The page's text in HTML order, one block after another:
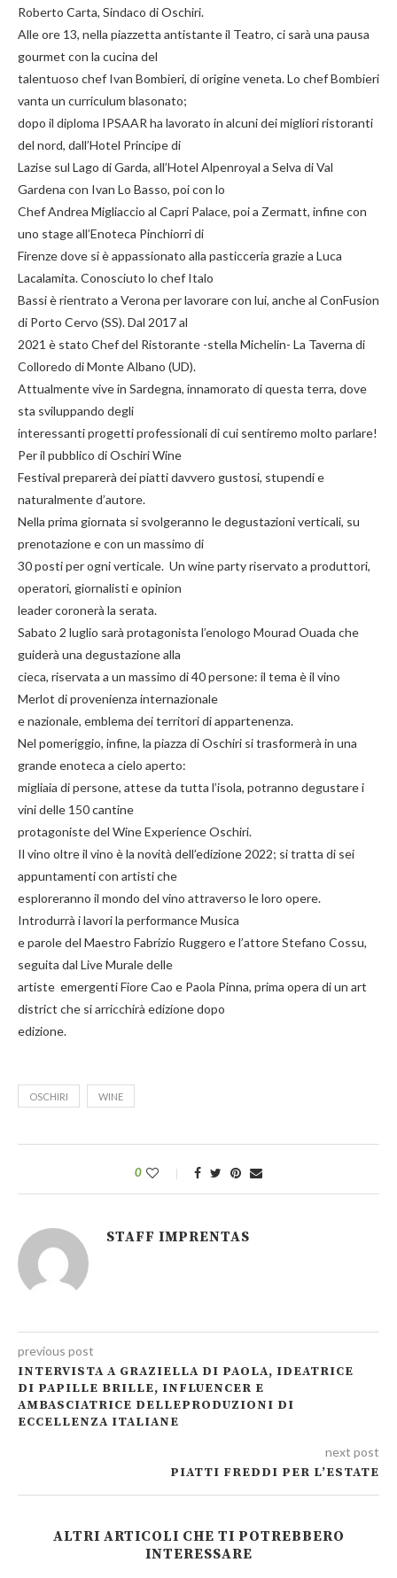
Roberto Carta, Sindaco di Oschiri.
Alle ore 13, nella piazzetta antistante il Teatro, ci sarà una pausa
gourmet con la cucina del
talentuoso chef Ivan Bombieri, di origine veneta. Lo chef Bombieri
vanta un curriculum blasonato;
dopo il diploma IPSAAR ha lavorato in alcuni dei migliori ristoranti
del nord, dall’Hotel Principe di
Lazise sul Lago di Garda, all’Hotel Alpenroyal a Selva di Val
Gardena con Ivan Lo Basso, poi con lo
Chef Andrea Migliaccio al Capri Palace, poi a Zermatt, infine con
uno stage all’Enoteca Pinchiorri di
Firenze dove si è appassionato alla pasticceria grazie a Luca
Lacalamita. Conosciuto lo chef Italo
Bassi è rientrato a Verona per lavorare con lui, anche al ConFusion
di Porto Cervo (SS). Dal 2017 al
2021 è stato Chef del Ristorante -stella Michelin- La Taverna di
Colloredo di Monte Albano (UD).
Attualmente vive in Sardegna, innamorato di questa terra, dove
sta sviluppando degli
interessanti progetti professionali di cui sentiremo molto parlare!
Per il pubblico di Oschiri Wine
Festival preparerà dei piatti davvero gustosi, stupendi e
naturalmente d’autore.
Nella prima giornata si svolgeranno le degustazioni verticali, su
prenotazione e con un massimo di
30 posti per ogni verticale. Un wine party riservato a produttori,
operatori, giornalisti e opinion
leader coronerà la serata.
Sabato 2 luglio sarà protagonista l’enologo Mourad Ouada che
guiderà una degustazione alla
cieca, riservata a un massimo di 40 persone: il tema è il vino
Merlot di provenienza internazionale
e nazionale, emblema dei territori di appartenenza.
Nel pomeriggio, infine, la piazza di Oschiri si trasformerà in una
grande enoteca a cielo aperto:
migliaia di persone, attese da tutta l’isola, potranno degustare i
vini delle 150 cantine
protagoniste del Wine Experience Oschiri.
Il vino oltre il vino è la novità dell’edizione 2022; si tratta di sei
appuntamenti con artisti che
esploreranno il mondo del vino attraverso le loro opere.
Introdurrà i lavori la performance Musica
e parole del Maestro Fabrizio Ruggero e l’attore Stefano Cossu,
seguita dal Live Murale delle
artiste emergenti Fiore Cao e Paola Pinna, prima opera di un art
district che si arricchirà edizione dopo
edizione.
OSCHIRI WINE
0
STAFF IMPRENTAS
previous post
INTERVISTA A GRAZIELLA DI PAOLA, IDEATRICE
DI PAPILLE BRILLE, INFLUENCER E
AMBASCIATRICE DELLEPRODUZIONI DI
ECCELLENZA ITALIANE
next post
PIATTI FREDDI PER L’ESTATE
ALTRI ARTICOLI CHE TI POTREBBERO
INTERESSARE